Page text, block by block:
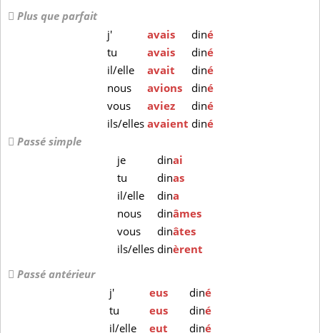
Plus que parfait
j'
avais diné
tu
avais diné
il/elle
avait diné
nous
avions diné
vous
aviez diné
ils/elles avaient diné
Passé simple
je
dinai
tu
dinas
il/elle
dina
nous
dinâmes
vous
dinâtes
ils/ellesdinèrent
Passé antérieur
j'
eus diné
tu
eus diné
il/elle
eut diné